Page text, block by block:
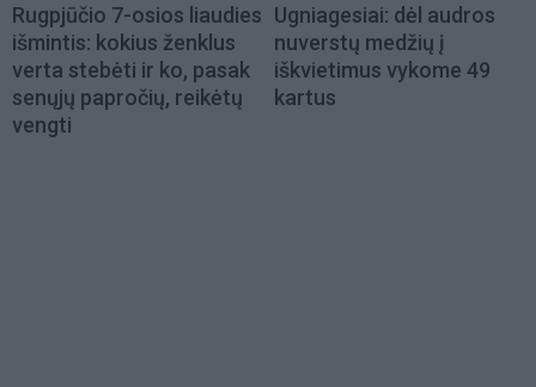
Rugpjūčio 7-osios liaudies
išmintis: kokius ženklus
verta stebėti ir ko, pasak
senųjų papročių, reikėtų
vengti
Ugniagesiai: dėl audros
nuverstų medžių į
iškvietimus vykome 49
kartus